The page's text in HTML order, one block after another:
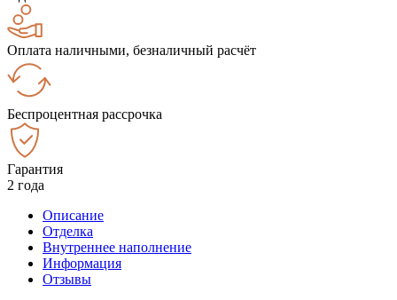
Оплата наличными, безналичный расчёт
Беспроцентная рассрочка
Гарантия
2 года
Описание
Отделка
Внутреннее наполнение
Информация
Отзывы